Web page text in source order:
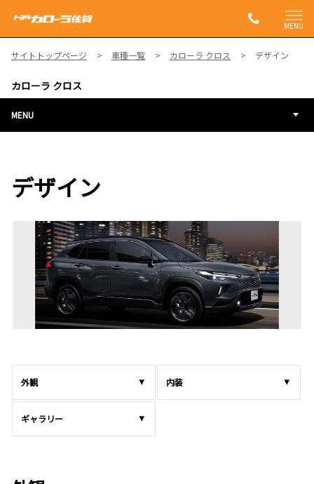
MENU
サイトトップページ 車種一覧 カローラ クロス デザイン
カローラ クロス
MENU
デザイン
外観 内装
ギャラリー